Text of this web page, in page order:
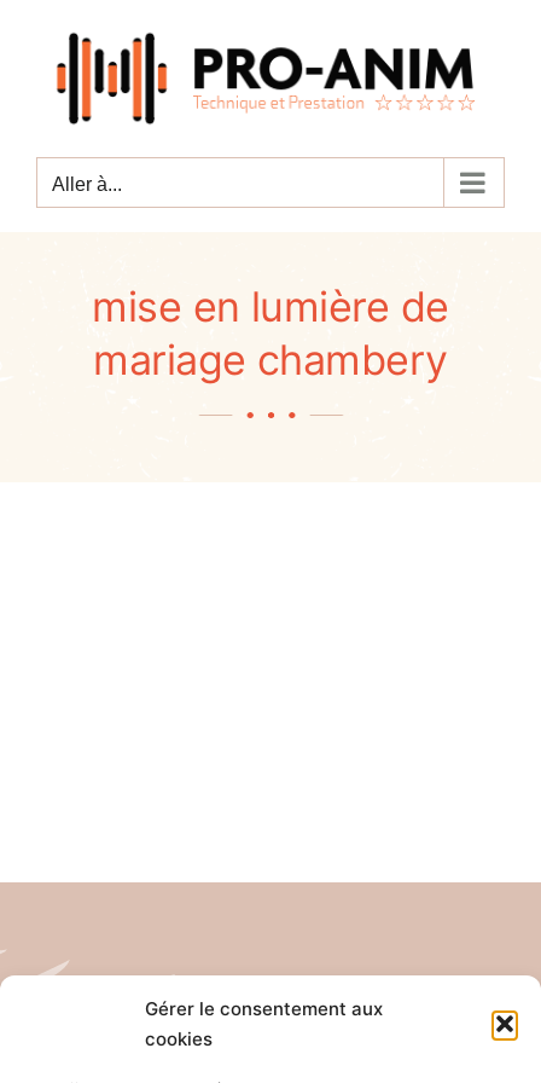
Gérer le consentement aux
cookies
contenu
Aller à...
mise en lumière de
mariage chambery
Tél: 04 26 65 32 19